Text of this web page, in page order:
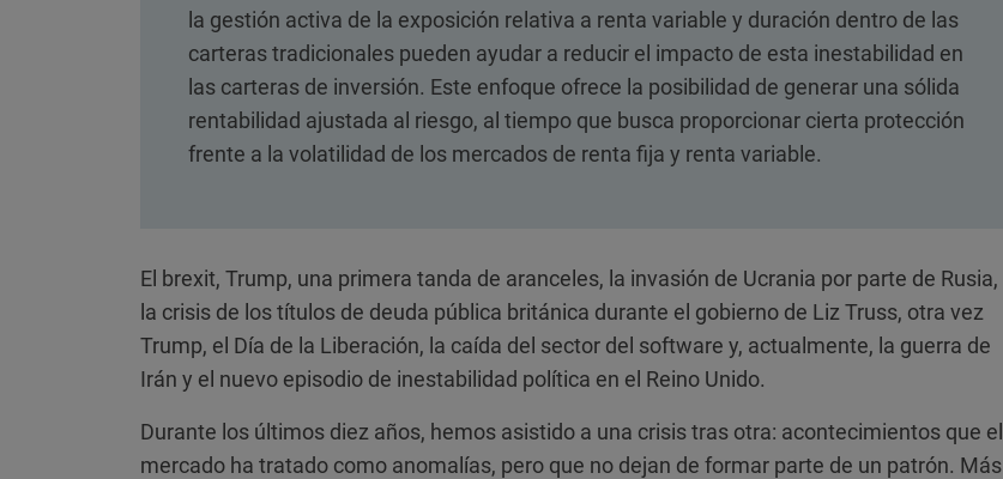
la gestión activa de la exposición relativa a renta variable y duración dentro de las
carteras tradicionales pueden ayudar a reducir el impacto de esta inestabilidad en
las carteras de inversión. Este enfoque ofrece la posibilidad de generar una sólida
rentabilidad ajustada al riesgo, al tiempo que busca proporcionar cierta protección
frente a la volatilidad de los mercados de renta fija y renta variable.
El brexit, Trump, una primera tanda de aranceles, la invasión de Ucrania por parte de Rusia,
la crisis de los títulos de deuda pública británica durante el gobierno de Liz Truss, otra vez
Trump, el Día de la Liberación, la caída del sector del software y, actualmente, la guerra de
Irán y el nuevo episodio de inestabilidad política en el Reino Unido.
Durante los últimos diez años, hemos asistido a una crisis tras otra: acontecimientos que el
mercado ha tratado como anomalías, pero que no dejan de formar parte de un patrón. Más